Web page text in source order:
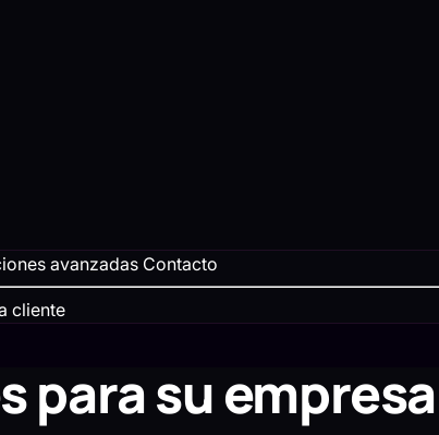
avanzadas Contacto
cliente
para su empresa